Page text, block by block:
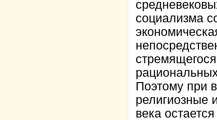
социализма
Поэтому при
религиозные
века